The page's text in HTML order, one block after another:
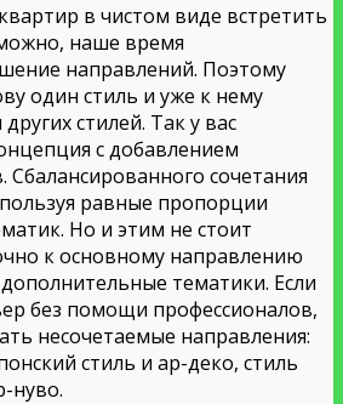
в чистом виде встретить
наше время
направлений. Поэтому
один стиль и уже к нему
стилей. Так у вас
с добавлением
сочетания
равные пропорции
Но и этим не стоит
к основному направлению
тематики. Если
без помощи профессионалов,
несочетаемые направления:
стиль и ар-деко, стиль
нуво.